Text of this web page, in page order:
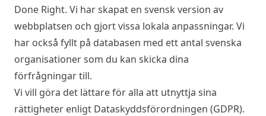
Done Right. Vi har skapat en svensk version av
webbplatsen och gjort vissa lokala anpassningar. Vi
har också fyllt på databasen med ett antal svenska
organisationer som du kan skicka dina
förfrågningar till.
Vi vill göra det lättare för alla att utnyttja sina
rättigheter enligt Dataskyddsförordningen (GDPR).